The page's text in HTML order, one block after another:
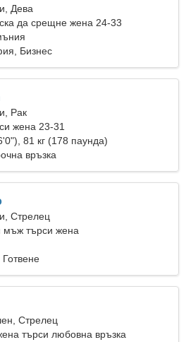
Дева
да срещне жена 24-33
Бизнес
Рак
жена 23-31
81 кг (178 паунда)
връзка
Стрелец
мъж търси жена
Стрелец
търси любовна връзка